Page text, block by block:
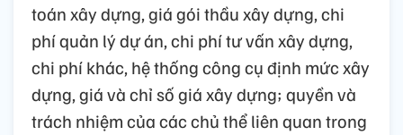
toán xây dựng, giá gói thầu xây dựng, chi
phí quản lý dự án, chi phí tư vấn xây dựng,
chi phí khác, hệ thống công cụ định mức xây
dựng, giá và chỉ số giá xây dựng; quyền và
trách nhiệm của các chủ thể liên quan trong